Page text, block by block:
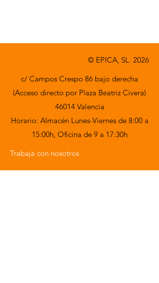
© EPICA, SL. 2026
c/ Campos Crespo 86 bajo derecha
(Acceso directo por Plaza Beatriz Civera)
46014 Valencia
Horario: Almacén Lunes-Viernes de 8:00 a
15:00h, Oficina de 9 a 17:30h
Trabaja con nosotros